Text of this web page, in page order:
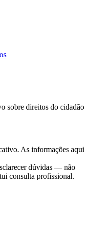
sobre direitos do cidadão
As informações aqui
dúvidas — não
consulta profissional.